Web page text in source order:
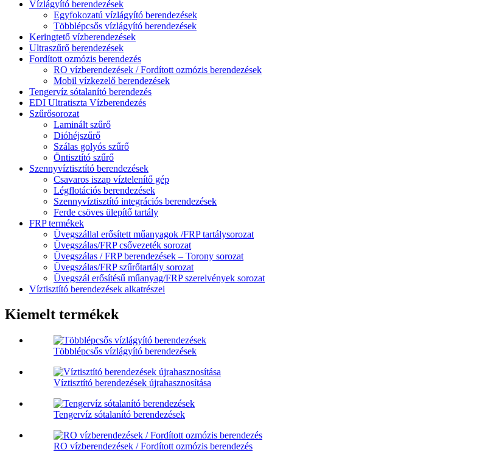
Vízlágyító berendezések
Egyfokozatú vízlágyító berendezések
Többlépcsős vízlágyító berendezések
Keringtető vízberendezések
Ultraszűrő berendezések
Fordított ozmózis berendezés
RO vízberendezések / Fordított ozmózis berendezések
Mobil vízkezelő berendezések
Tengervíz sótalanító berendezés
EDI Ultratiszta Vízberendezés
Szűrősorozat
Laminált szűrő
Dióhéjszűrő
Szálas golyós szűrő
Öntisztító szűrő
Szennyvíztisztító berendezések
Csavaros iszap víztelenítő gép
Légflotációs berendezések
Szennyvíztisztító integrációs berendezések
Ferde csöves ülepítő tartály
FRP termékek
Üvegszállal erősített műanyagok /FRP tartálysorozat
Üvegszálas/FRP csővezeték sorozat
Üvegszálas / FRP berendezések – Torony sorozat
Üvegszálas/FRP szűrőtartály sorozat
Üvegszál erősítésű műanyag/FRP szerelvények sorozat
Víztisztító berendezések alkatrészei
Kiemelt termékek
Többlépcsős vízlágyító berendezések
Víztisztító berendezések újrahasznosítása
Tengervíz sótalanító berendezések
RO vízberendezések / Fordított ozmózis berendezés